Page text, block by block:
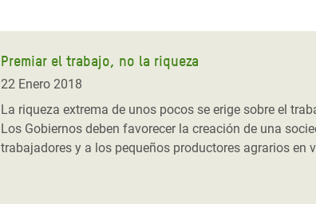
Premiar el trabajo, no la riqueza
22 Enero 2018
La riqueza extrema de unos pocos se erige sobre el
Los Gobiernos deben favorecer la creación de una
trabajadores y a los pequeños productores agrarios en